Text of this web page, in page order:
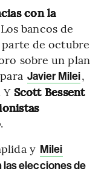
con la
bancos de
de octubre
sobre un plan
Javier Milei,
Y Scott Bessent
.
y Milei
las elecciones de